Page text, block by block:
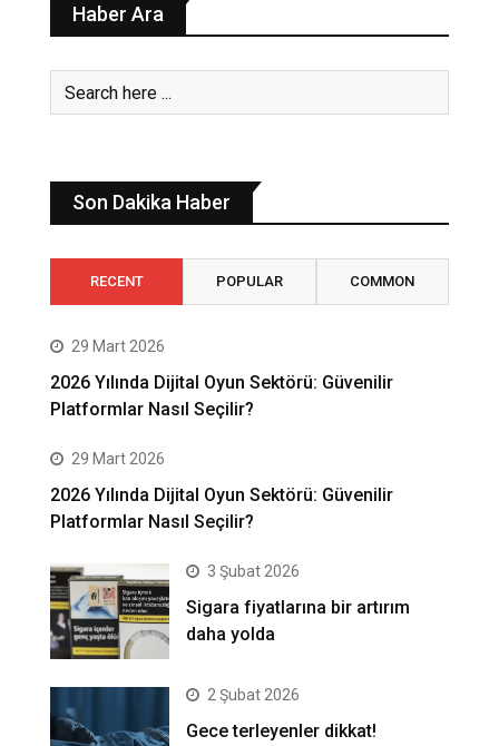
Haber Ara
Son Dakika Haber
RECENT POPULAR COMMON
29 Mart 2026
2026 Yılında Dijital Oyun Sektörü: Güvenilir
Platformlar Nasıl Seçilir?
29 Mart 2026
2026 Yılında Dijital Oyun Sektörü: Güvenilir
Platformlar Nasıl Seçilir?
3 Şubat 2026
Sigara fiyatlarına bir artırım
daha yolda
2 Şubat 2026
Gece terleyenler dikkat!